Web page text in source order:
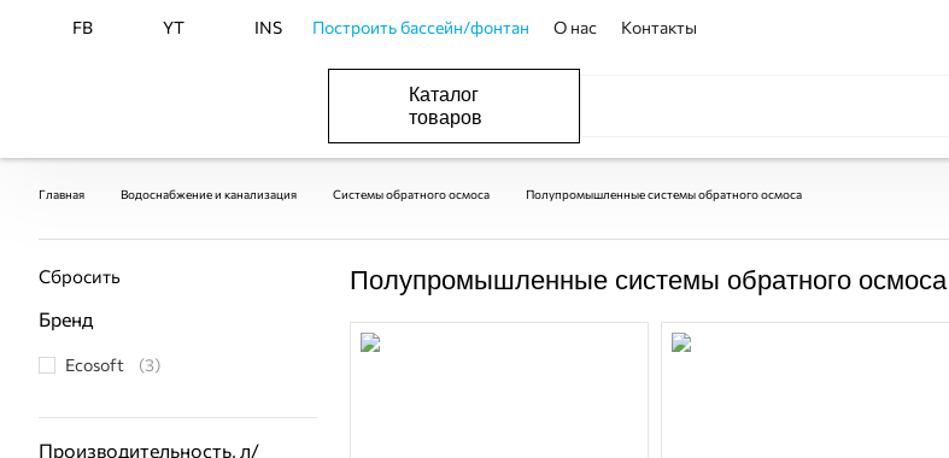
FB YT INS Построить бассейн/фонтан О нас Контакты
Каталог
товаров
Главная Водоснабжение и канализация Системы обратного осмоса Полупромышленные системы обратного осмоса
Сбросить
Бренд
Ecosoft (3)
Производительность, л/
Полупромышленные системы обратного осмоса